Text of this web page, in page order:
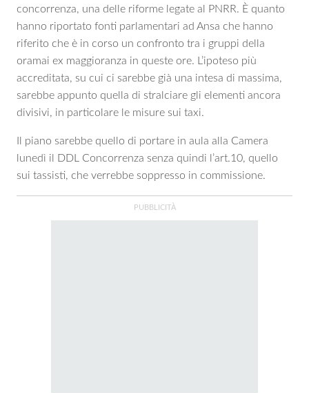
concorrenza, una delle riforme legate al PNRR. È quanto
hanno riportato fonti parlamentari ad Ansa che hanno
riferito che è in corso un confronto tra i gruppi della
oramai ex maggioranza in queste ore. L’ipoteso più
accreditata, su cui ci sarebbe già una intesa di massima,
sarebbe appunto quella di stralciare gli elementi ancora
divisivi, in particolare le misure sui taxi.
Il piano sarebbe quello di portare in aula alla Camera
lunedì il DDL Concorrenza senza quindi l’art.10, quello
sui tassisti, che verrebbe soppresso in commissione.